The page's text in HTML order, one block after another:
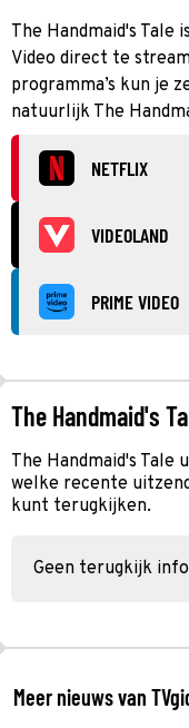
The Handmaid's Tale
Video direct te
programma’s kun je
natuurlijk The
NETFLIX
VIDEOLAND
PRIME VIDEO
The Handmaid's
The Handmaid's
welke recente
kunt terugkijken.
Geen terugkijk
Meer nieuws van